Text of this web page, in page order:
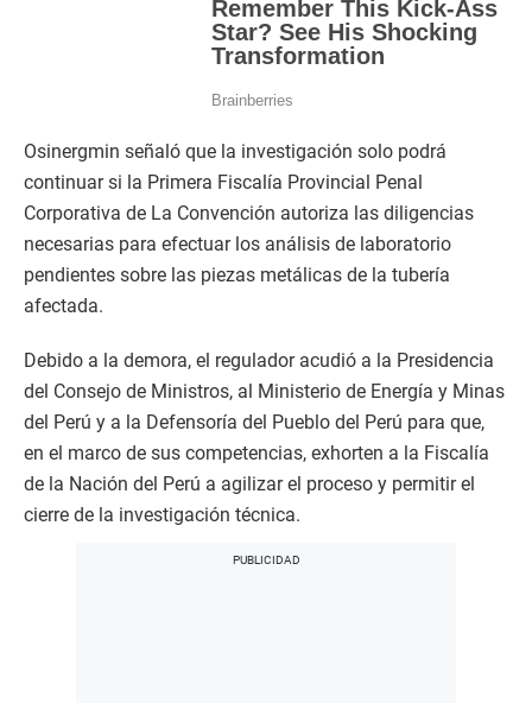
Osinergmin señaló que la investigación solo podrá
continuar si la Primera Fiscalía Provincial Penal
Corporativa de La Convención autoriza las diligencias
necesarias para efectuar los análisis de laboratorio
pendientes sobre las piezas metálicas de la tubería
afectada.
Debido a la demora, el regulador acudió a la Presidencia
del Consejo de Ministros, al Ministerio de Energía y Minas
del Perú y a la Defensoría del Pueblo del Perú para que,
en el marco de sus competencias, exhorten a la Fiscalía
de la Nación del Perú a agilizar el proceso y permitir el
cierre de la investigación técnica.